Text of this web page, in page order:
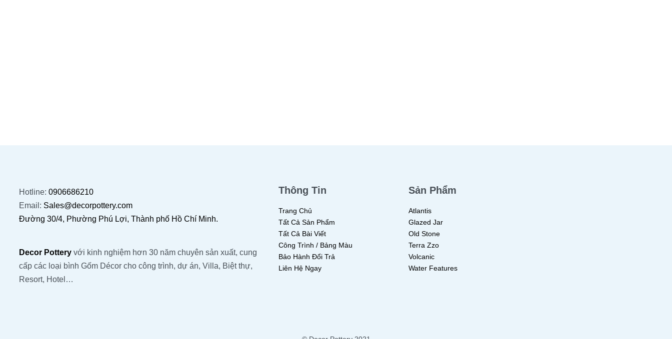
Hotline: 0906686210
Email: Sales@decorpottery.com
Đường 30/4, Phường Phú Lợi, Thành phố Hồ Chí Minh.
Decor Potteryvới kinh nghiệm hơn 30 năm chuyên sản xuất, cung
cấp các loại bình Gốm Décor cho công trình, dự án, Villa, Biệt thự,
Resort, Hotel…
Thông Tin
Trang Chủ
Tất Cả Sản Phẩm
Tất Cả Bài Viết
Công Trình / Bảng Màu
Bảo Hành Đổi Trả
Liên Hệ Ngay
Sản Phẩm
Atlantis
Glazed Jar
Old Stone
Terra Zzo
Volcanic
Water Features